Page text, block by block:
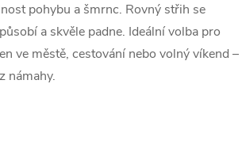
pohybu a šmrnc. Rovný střih se
a skvěle padne. Ideální volba pro
ve městě, cestování nebo volný víkend –
námahy.